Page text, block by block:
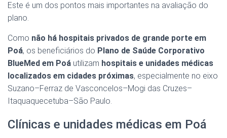
Este é um dos pontos mais importantes na avaliação do
plano.
Como não há hospitais privados de grande porte em
Poá, os beneficiários do Plano de Saúde Corporativo
BlueMed em Poá utilizam hospitais e unidades médicas
localizados em cidades próximas, especialmente no eixo
Suzano–Ferraz de Vasconcelos–Mogi das Cruzes–
Itaquaquecetuba–São Paulo.
Clínicas e unidades médicas em Poá